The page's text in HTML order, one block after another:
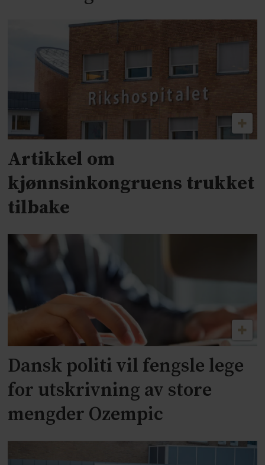
Artikkel om
kjønnsinkongruens trukket
tilbake
Dansk politi vil fengsle lege
for utskrivning av store
mengder Ozempic